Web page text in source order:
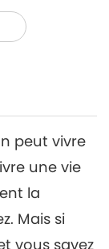
19 4550Vues
peut vivre
une vie
la
Mais si
vous savez